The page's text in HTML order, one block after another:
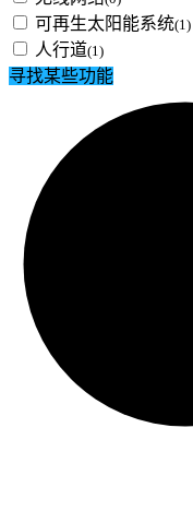
可再生太阳能系统(1)
人行道(1)
寻找某些功能